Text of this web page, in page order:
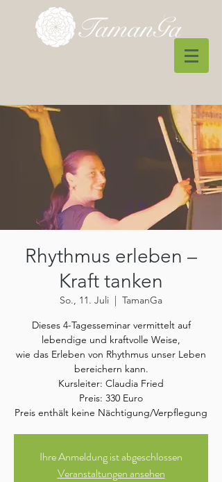
Rhythmus erleben –
Kraft tanken
So., 11. Juli
  |
TamanGa
Dieses 4-Tagesseminar vermittelt auf
lebendige und kraftvolle Weise,
wie das Erleben von Rhythmus unser Leben
bereichern kann.
Kursleiter: Claudia Fried
Preis: 330 Euro
Preis enthält keine Nächtigung/Verpflegung
Ihre Anmeldung ist abgeschlossen
Veranstaltungen ansehen